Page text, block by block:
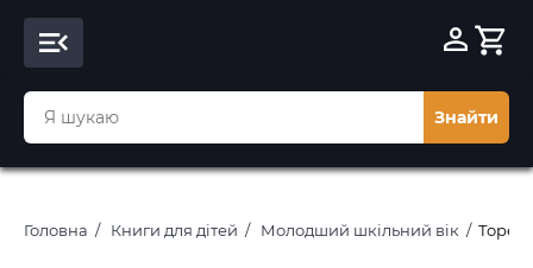
Знайти
Головна Книги для дітей Молодший шкільний вік